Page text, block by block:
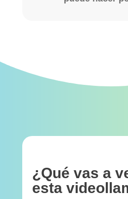
¿Qué vas a
esta